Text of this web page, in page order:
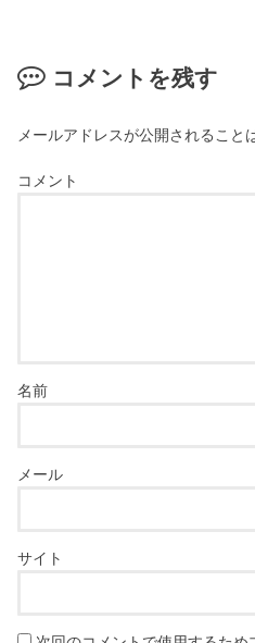
コメントを残す
メールアドレスが公開されること
コメント
名前
メール
サイト